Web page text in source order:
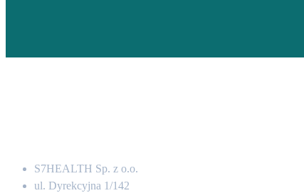
S7HEALTH Sp. z o.o.
ul. Dyrekcyjna 1/142